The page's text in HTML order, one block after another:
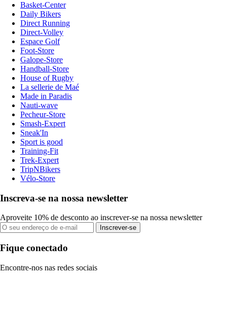
Basket-Center
Daily Bikers
Direct Running
Direct-Volley
Espace Golf
Foot-Store
Galope-Store
Handball-Store
House of Rugby
La sellerie de Maé
Made in Paradis
Nauti-wave
Pecheur-Store
Smash-Expert
Sneak'In
Sport is good
Training-Fit
Trek-Expert
TripNBikers
Vélo-Store
Inscreva-se na nossa newsletter
Aproveite 10% de desconto ao inscrever-se na nossa newsletter
Inscrever-se
Fique conectado
Encontre-nos nas redes sociais